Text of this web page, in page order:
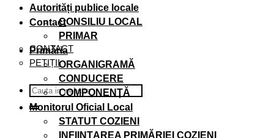
Contact
CONTACT
PETIȚII
Autorități publice locale
CONSILIU LOCAL
PRIMAR
Primăria
ORGANIGRAMĂ
CONDUCERE
COMPONENȚĂ
Monitorul Oficial Local
STATUT COZIENI
INFIINȚAREA PRIMĂRIEI COZIENI